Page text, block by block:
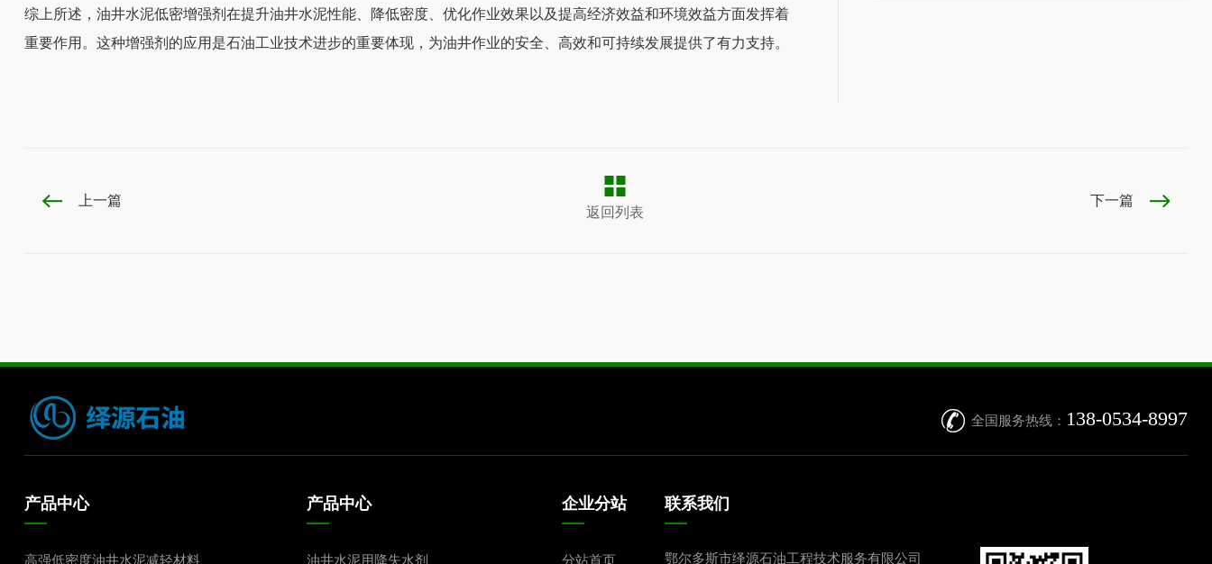
综上所述，油井水泥低密增强剂在提升油井水泥性能、降低密度、优化作业效果以及提高经济效益和环境效益方面发挥着
重要作用。这种增强剂的应用是石油工业技术进步的重要体现，为油井作业的安全、高效和可持续发展提供了有力支持。
上一篇
返回列表
下一篇
全国服务热线： 138-0534-8997
产品中心
高强低密度油井水泥减轻材料
产品中心
油井水泥用降失水剂
企业分站
分站首页
联系我们
鄂尔多斯市绎源石油工程技术服务有限公司